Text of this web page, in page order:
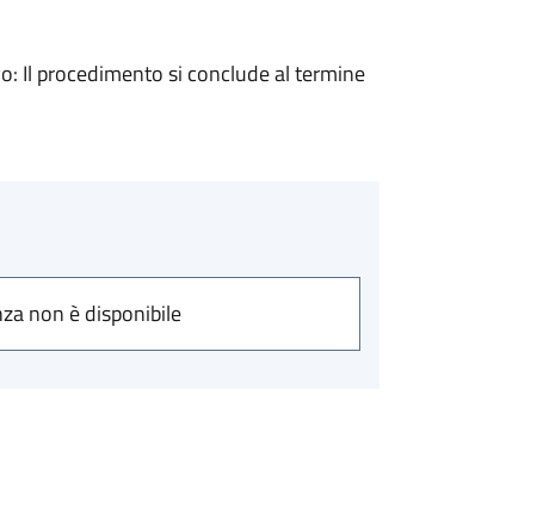
Il procedimento si conclude al termine
non è disponibile